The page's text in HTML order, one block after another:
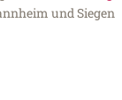
und Siegen